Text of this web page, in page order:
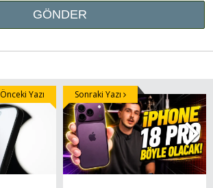
Önceki Yazı Sonraki Yazı